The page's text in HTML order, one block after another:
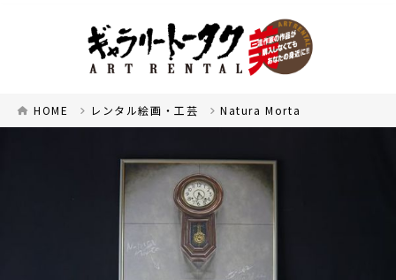
HOME レンタル絵画・工芸 Natura Morta